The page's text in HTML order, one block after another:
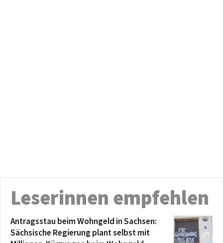
Leserinnen empfehlen
Antragsstau beim Wohngeld in Sachsen:
Sächsische Regierung plant selbst mit